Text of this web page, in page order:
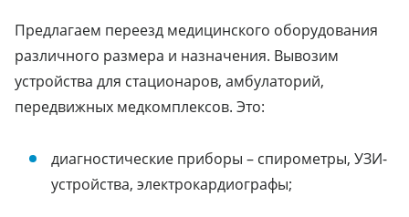
Предлагаем переезд медицинского оборудования
различного размера и назначения. Вывозим
устройства для стационаров, амбулаторий,
передвижных медкомплексов. Это:
диагностические приборы – спирометры, УЗИ-
устройства, электрокардиографы;